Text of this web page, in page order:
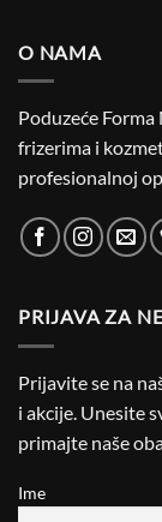
O NAMA
Poduzeće Forma
frizerima i
profesionalnoj
PRIJAVA ZA
Prijavite se na
i akcije. Unesite
primajte naše
Ime